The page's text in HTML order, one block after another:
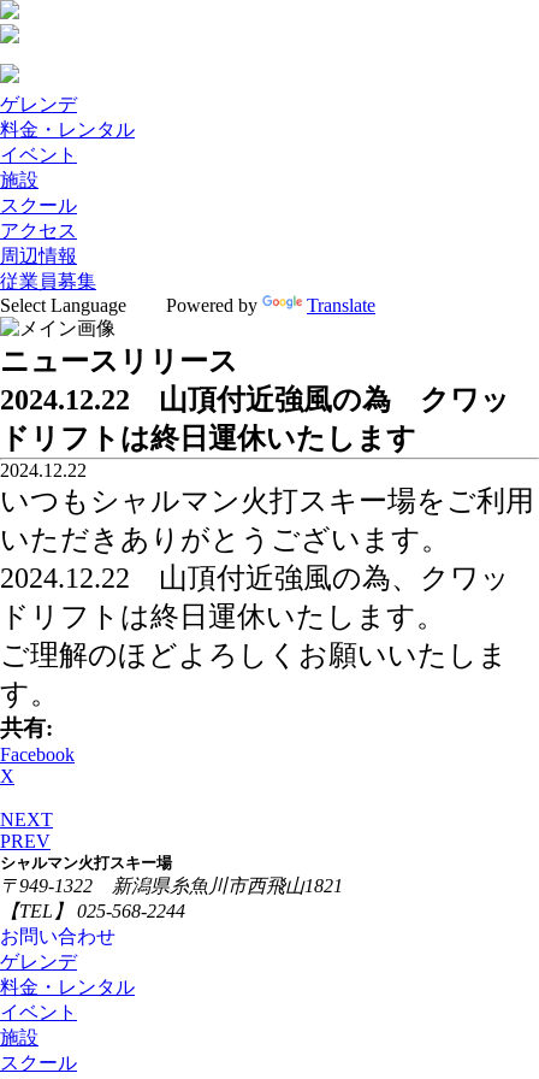
ゲレンデ
料金・レンタル
イベント
施設
スクール
アクセス
周辺情報
従業員募集
Powered by
Translate
ニュースリリース
2024.12.22 山頂付近強風の為 クワッ
ドリフトは終日運休いたします
2024.12.22
いつもシャルマン火打スキー場をご利用
いただきありがとうございます。
2024.12.22 山頂付近強風の為、クワッ
ドリフトは終日運休いたします。
ご理解のほどよろしくお願いいたしま
す。
共有:
Facebook
X
NEXT
PREV
シャルマン火打スキー場
〒949-1322 新潟県糸魚川市西飛山1821
【TEL】 025-568-2244
お問い合わせ
ゲレンデ
料金・レンタル
イベント
施設
スクール